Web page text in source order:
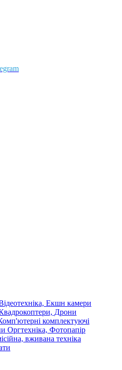
Екшн камери
Дрони
комплектуючі
Оргтехніка, Фотопапір
вживана техніка